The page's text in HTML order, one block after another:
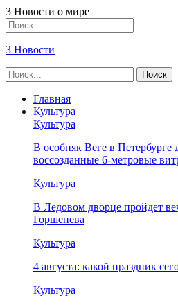
3 Новости о мире
3 Новости
Главная
Культура
Культура
В особняк Веге в Петербурге
воссозданные 6-метровые
Культура
В Ледовом дворце пройдет
Горшенева
Культура
4 августа: какой праздник
Культура